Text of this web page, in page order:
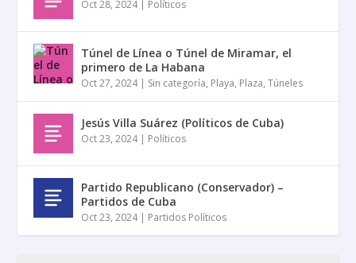
Oct 28, 2024| Políticos
Túnel de Línea o Túnel de Miramar, el
primero de La Habana
Oct 27, 2024| Sin categoría, Playa, Plaza,Túneles
Jesús Villa Suárez (Políticos de Cuba)
Oct 23, 2024| Políticos
Partido Republicano (Conservador) –
Partidos de Cuba
Oct 23, 2024| Partidos Políticos